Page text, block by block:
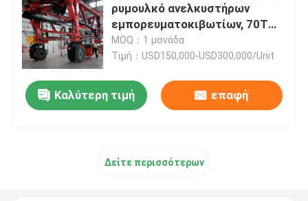
ρυμουλκό ανελκυστήρων
εμπορευματοκιβωτίων, 70T
καβαλικεύει το γερανό
μεταφορέων
MOQ：1 μονάδα
Τιμή：USD150,000-USD300,000/Unit
Καλύτερη τιμή επαφή
Δείτε περισσότερων